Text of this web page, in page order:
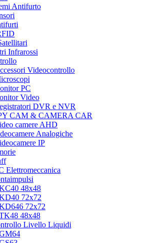
Antifurto
Infrarossi
Videocontrollo
PC
Video
DVR e NVR
CAM & CAMERA CAR
camere AHD
Analogiche
IP
Elettromeccanica
48x48
72x72
72x72
48x48
Livello Liquidi